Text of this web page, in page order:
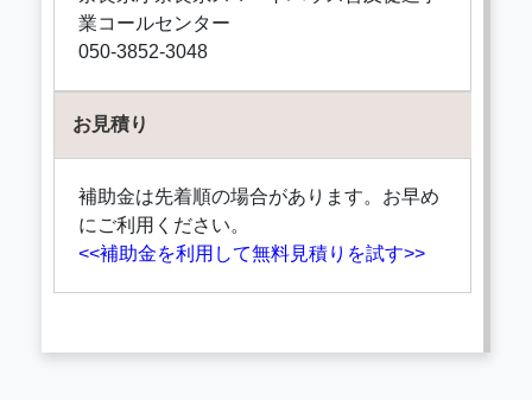
業コールセンター
050-3852-3048
お見積り
補助金は先着順の場合があります。お早め
にご利用ください。
<<補助金を利用して無料見積りを試す>>